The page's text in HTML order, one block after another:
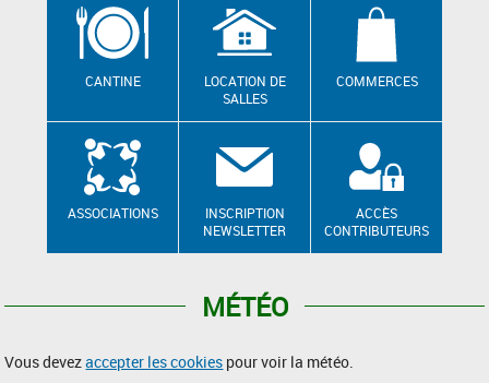
CANTINE
LOCATION DE
SALLES
COMMERCES
ASSOCIATIONS
INSCRIPTION
NEWSLETTER
ACCÈS
CONTRIBUTEURS
MÉTÉO
Vous devezaccepter les cookies pour voir la météo.